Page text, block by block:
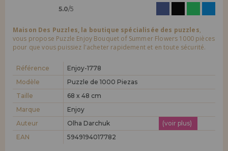
nouveau distributeur
Vous êtes un professionnel ou une entreprise ? Vous souhaitez
que distributeur et découvrez nos conditions de vente avec des
remises spéciales pour la distribution.
Allez-y! Nous vous attendions.
5.0/5
Maison Des Puzzles, la boutique spécialisée des puzzles,
vous propose Puzzle Enjoy Bouquet of Summer Flowers 1000 pièces
pour que vous puissiez l'acheter rapidement et en toute sécurité.
Référence
Enjoy-1778
Modèle
Puzzle de 1000 Piezas
Taille
68 x 48 cm
Marque
Enjoy
Auteur
Olha Darchuk
(voir plus)
EAN
5949194017782